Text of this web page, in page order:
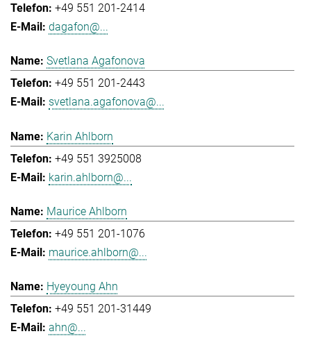
+49 551 201-2414
dagafon@...
Svetlana Agafonova
+49 551 201-2443
svetlana.agafonova@...
Karin Ahlborn
+49 551 3925008
karin.ahlborn@...
Maurice Ahlborn
+49 551 201-1076
maurice.ahlborn@...
Hyeyoung Ahn
+49 551 201-31449
ahn@...